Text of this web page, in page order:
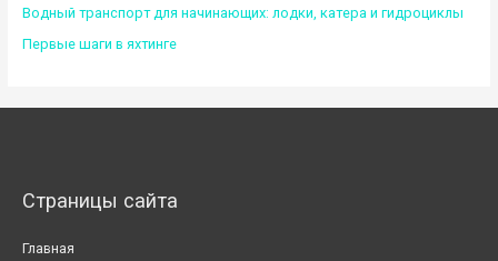
Водный транспорт для начинающих: лодки, катера и гидроциклы
Первые шаги в яхтинге
Страницы сайта
Главная